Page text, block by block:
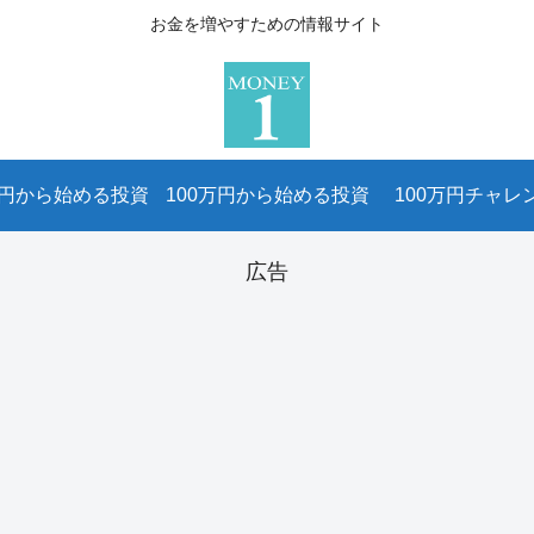
お金を増やすための情報サイト
から始める投資 100万円から始める投資 100万円チャレ
広告